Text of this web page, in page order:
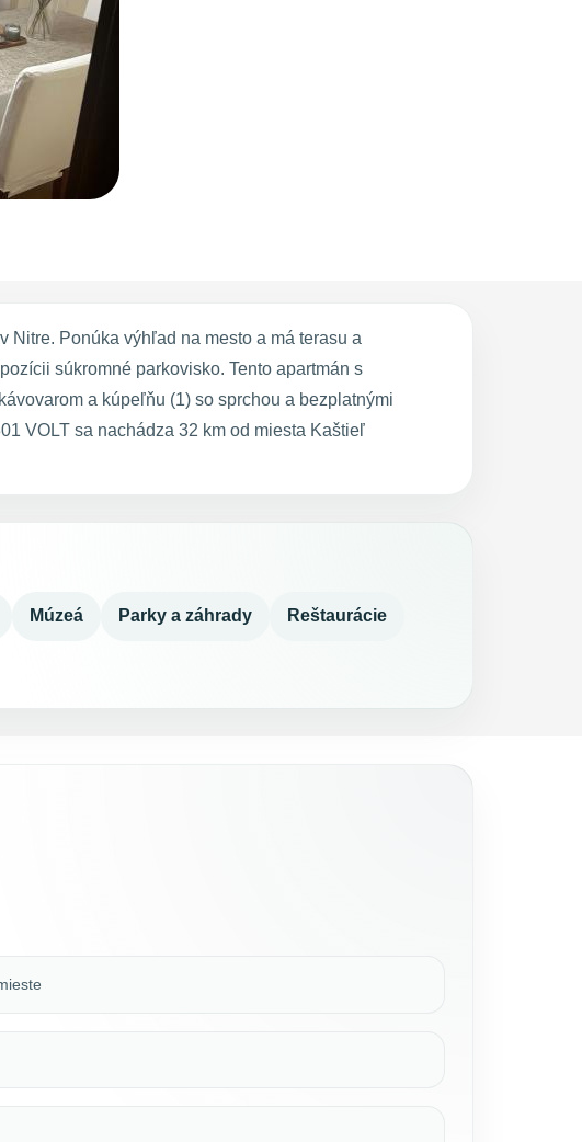
Nitre. Ponúka výhľad na mesto a má terasu a
súkromné parkovisko. Tento apartmán s
a kúpeľňu (1) so sprchou a bezplatnými
VOLT sa nachádza 32 km od miesta Kaštieľ
Múzeá Parky a záhrady Reštaurácie